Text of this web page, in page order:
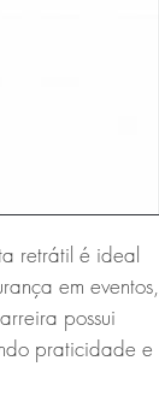
retrátil é ideal
em eventos,
possui
praticidade e